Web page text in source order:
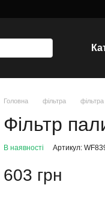
Головна фільтра
Фільтр
В наявності Артикул:
603 грн